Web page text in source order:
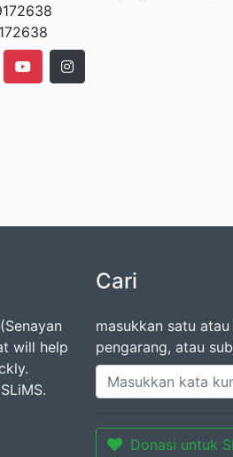
will help
Cari
masukkan satu
pengarang, atau
Donasi untuk